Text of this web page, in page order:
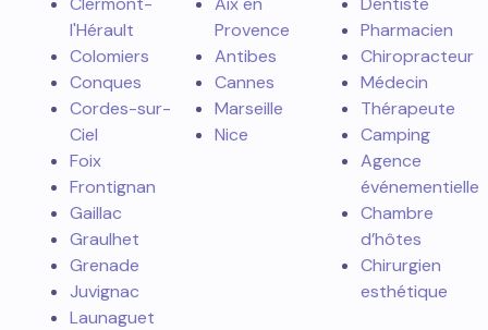
l'Hérault
Colomiers
Conques
Cordes-sur-
Ciel
Foix
Frontignan
Gaillac
Graulhet
Grenade
Juvignac
Launaguet
Provence
Antibes
Cannes
Marseille
Nice
Pharmacien
Chiropracteur
Médecin
Thérapeute
Camping
Agence
événementielle
Chambre
d’hôtes
Chirurgien
esthétique